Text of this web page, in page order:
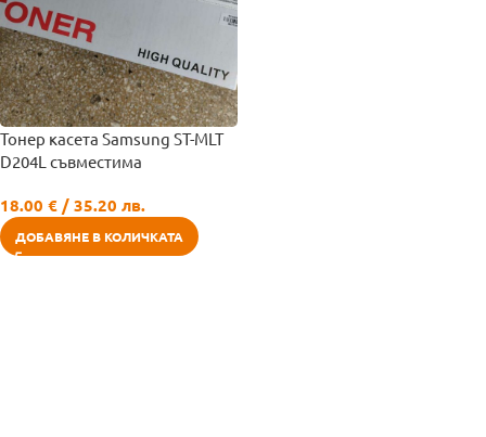
Тонер касета Samsung ST-MLT
D204L съвместима
18.00 € / 35.20 лв.
ДОБАВЯНЕ В КОЛИЧКАТА